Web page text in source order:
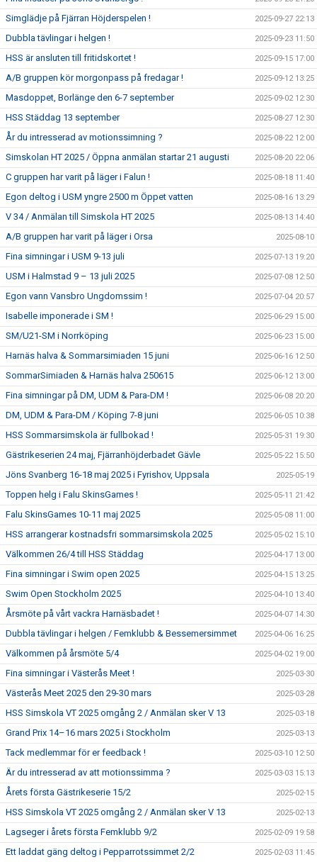
Simglädje på Fjärran Höjderspelen ! 2025-09-27 22:13
Dubbla tävlingar i helgen ! 2025-09-23 11:50
HSS är ansluten till fritidskortet ! 2025-09-15 17:00
A/B gruppen kör morgonpass på fredagar ! 2025-09-12 13:25
Masdoppet, Borlänge den 6-7 september 2025-09-02 12:30
HSS Städdag 13 september 2025-08-27 12:30
År du intresserad av motionssimning ? 2025-08-22 12:00
Simskolan HT 2025 / Öppna anmälan startar 21 augusti 2025-08-20 22:06
C gruppen har varit på läger i Falun ! 2025-08-18 11:40
Egon deltog i USM yngre 2500 m Öppet vatten 2025-08-16 13:29
V 34 / Anmälan till Simskola HT 2025 2025-08-13 14:40
A/B gruppen har varit på läger i Orsa 2025-08-10
Fina simningar i USM 9-13 juli 2025-07-13 19:20
USM i Halmstad 9 – 13 juli 2025 2025-07-08 12:50
Egon vann Vansbro Ungdomssim ! 2025-07-04 20:57
Isabelle imponerade i SM ! 2025-06-29 15:00
SM/U21-SM i Norrköping 2025-06-23 15:00
Harnäs halva & Sommarsimiaden 15 juni 2025-06-16 12:50
SommarSimiaden & Harnäs halva 250615 2025-06-12 13:00
Fina simningar på DM, UDM & Para-DM ! 2025-06-08 20:20
DM, UDM & Para-DM / Köping 7-8 juni 2025-06-05 10:38
HSS Sommarsimskola är fullbokad ! 2025-05-31 19:30
Gästrikeserien 24 maj, Fjärranhöjderbadet Gävle 2025-05-22 15:50
Jöns Svanberg 16-18 maj 2025 i Fyrishov, Uppsala 2025-05-19
Toppen helg i Falu SkinsGames ! 2025-05-11 21:42
Falu SkinsGames 10-11 maj 2025 2025-05-08 11:00
HSS arrangerar kostnadsfri sommarsimskola 2025 2025-05-02 15:10
Välkommen 26/4 till HSS Städdag 2025-04-17 13:00
Fina simningar i Swim open 2025 2025-04-15 13:25
Swim Open Stockholm 2025 2025-04-10 13:40
Årsmöte på vårt vackra Harnäsbadet ! 2025-04-07 14:30
Dubbla tävlingar i helgen / Femklubb & Bessemersimmet 2025-04-06 16:25
Välkommen på årsmöte 5/4 2025-04-02 19:00
Fina simningar i Västerås Meet ! 2025-03-30
Västerås Meet 2025 den 29-30 mars 2025-03-28
HSS Simskola VT 2025 omgång 2 / Anmälan sker V 13 2025-03-18
Grand Prix 14–16 mars 2025 i Stockholm 2025-03-13
Tack medlemmar för er feedback ! 2025-03-10 12:50
Är du intresserad av att motionssimma ? 2025-03-03 15:13
Årets första Gästrikeserie 15/2 2025-02-15
HSS Simskola VT 2025 omgång 2 / Anmälan sker V 13 2025-02-13
Lagseger i årets första Femklubb 9/2 2025-02-09 19:58
Ett laddat gäng deltog i Pepparrotssimmet 2/2 2025-02-03 11:45